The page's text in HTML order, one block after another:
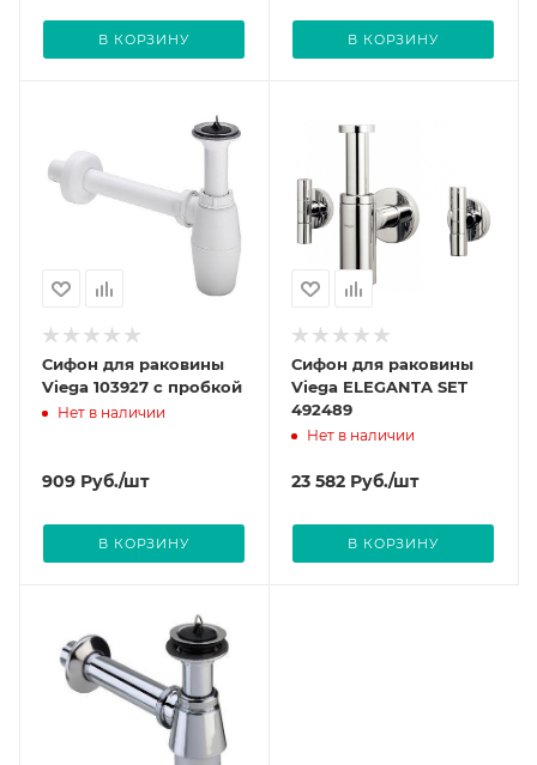
В КОРЗИНУ В КОРЗИНУ
Сифон для раковины
Viega 103927 с пробкой
Нет в наличии
909 Руб./шт
В КОРЗИНУ
Сифон для раковины
Viega ELEGANTA SET
492489
Нет в наличии
23 582 Руб./шт
В КОРЗИНУ